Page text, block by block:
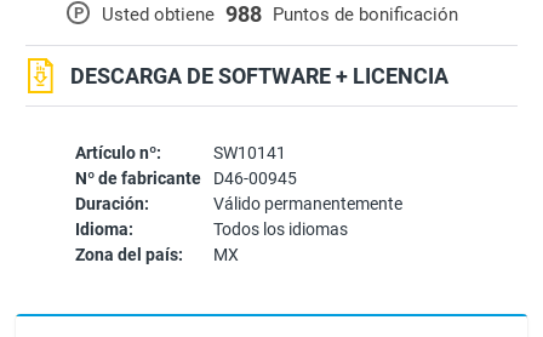
Artículo nº:
SW10141
Nº de fabricante
D46-00945
Duración:
Válido permanentemente
Idioma:
Todos los idiomas
Zona del país:
MX
P Usted obtiene 988 Puntos de bonificación
DESCARGA DE SOFTWARE + LICENCIA